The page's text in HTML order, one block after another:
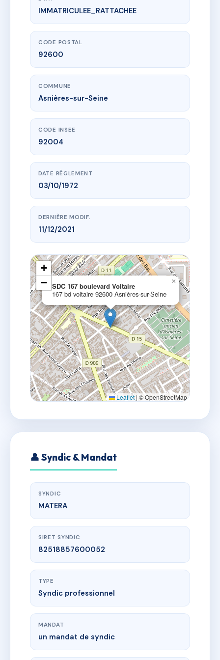
www.vme.plus/AC6637169
SDC 167 boulevard Voltaire
167 bd voltaire92600 Asnières-sur-Seine
IMMATRICULEE_RATTACHEE
CODE POSTAL
92600
COMMUNE
Asnières-sur-Seine
CODE INSEE
92004
DATE RÈGLEMENT
03/10/1972
DERNIÈRE MODIF.
11/12/2021
SDC 167 boulevard Voltaire
167 bd voltaire 92600 Asnières-sur-Seine
×
+
−
Leaflet | © OpenStreetMap
👤 Syndic & Mandat
SYNDIC
MATERA
SIRET SYNDIC
82518857600052
TYPE
Syndic professionnel
MANDAT
un mandat de syndic